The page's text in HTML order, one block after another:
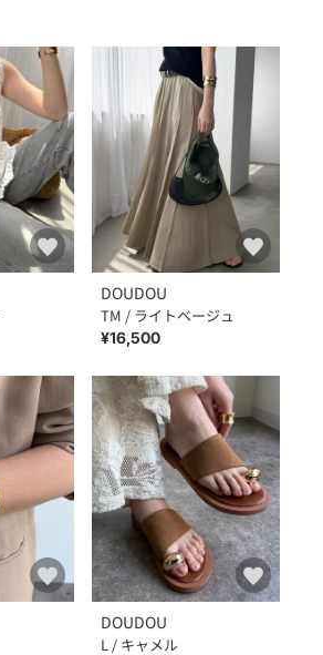
DOUDOU
TM / ライトベージュ
¥16,500
DOUDOU
L / キャメル